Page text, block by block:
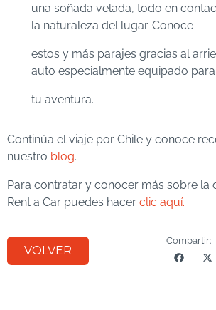
una soñada velada, todo en
la naturaleza del lugar. Conoce
estos y más parajes gracias al
auto especialmente equipado para
tu aventura.
Continúa el viaje por Chile y conoce
nuestro blog.
Para contratar y conocer más sobre la
Rent a Car puedes hacer clic aquí.
VOLVER
Compartir: